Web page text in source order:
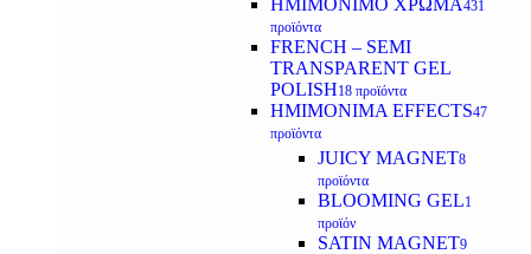
ΗΜΙΜΟΝΙΜΟ ΧΡΩΜΑ431
προϊόντα
FRENCH – SEMI
TRANSPARENT GEL
POLISH18 προϊόντα
HMIMONIMA EFFECTS47
προϊόντα
JUICY MAGNET8
προϊόντα
BLOOMING GEL1
προϊόν
SATIN MAGNET9